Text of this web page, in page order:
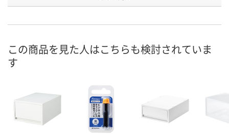
号
お届け日
カゴへ カゴへ
この商品を見た人はこちらも検討されていま
す